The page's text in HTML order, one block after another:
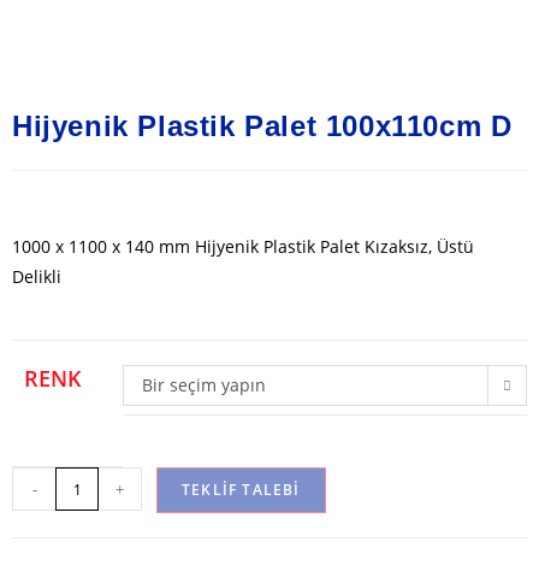
Hijyenik Plastik Palet 100x110cm D
1000 x 1100 x 140 mm Hijyenik Plastik Palet Kızaksız, Üstü
Delikli
RENK Bir seçim yapın
- + TEKLIF TALEBI